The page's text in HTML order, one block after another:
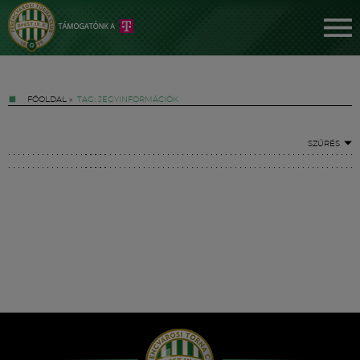
FŐOLDAL » TAG: JEGYINFORMÁCIÓK
SZŰRÉS
Hírek